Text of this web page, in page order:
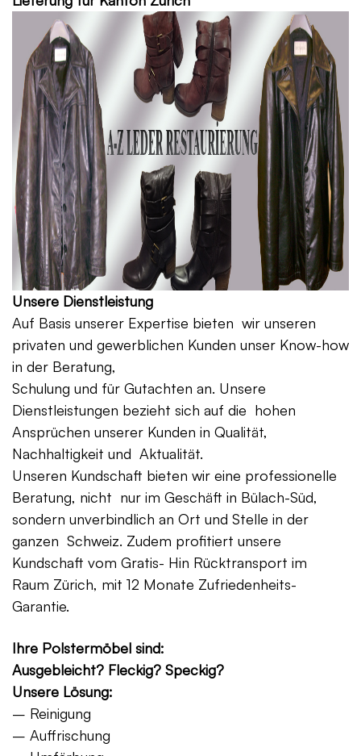
Unsere Dienstleistung
Auf Basis unserer Expertise bieten wir unseren
privaten und gewerblichen Kunden unser Know-how
in der Beratung,
Schulung und für Gutachten an. Unsere
Dienstleistungen bezieht sich auf die hohen
Ansprüchen unserer Kunden in Qualität,
Nachhaltigkeit und Aktualität.
Unseren Kundschaft bieten wir eine professionelle
Beratung, nicht nur im Geschäft in Bülach-Süd,
sondern unverbindlich an Ort und Stelle in der
ganzen Schweiz. Zudem profitiert unsere
Kundschaft vom Gratis- Hin Rücktransport im
Raum Zürich, mit 12 Monate Zufriedenheits-
Garantie.
Ihre Polstermöbel sind:
Ausgebleicht? Fleckig? Speckig?
Unsere Lösung:
– Reinigung
– Auffrischung